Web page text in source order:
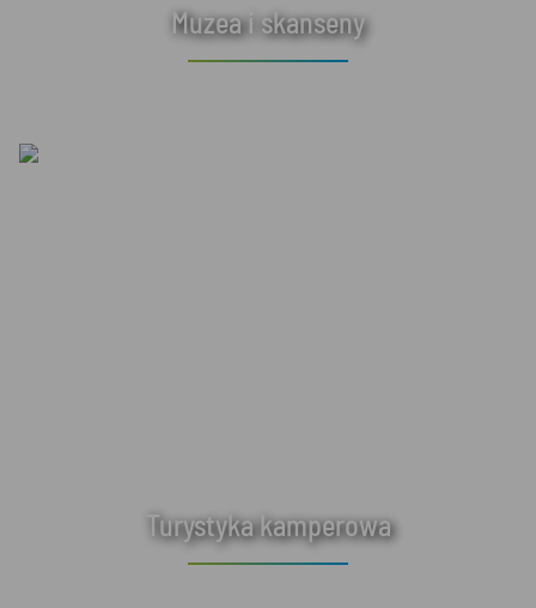
Muzea i skanseny
Turystyka kamperowa